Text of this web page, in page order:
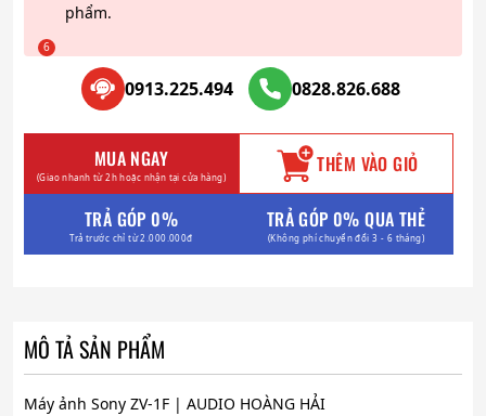
phẩm.
0913.225.494 0828.826.688
MUA NGAY
(Giao nhanh từ 2h hoặc nhận tại cửa hàng) THÊM VÀO GIỎ
TRẢ GÓP 0%
Trả trước chỉ từ 2.000.000đ
TRẢ GÓP 0% QUA THẺ
(Không phí chuyển đổi 3 - 6 tháng)
MÔ TẢ SẢN PHẨM
Máy ảnh Sony ZV-1F | AUDIO HOÀNG HẢI